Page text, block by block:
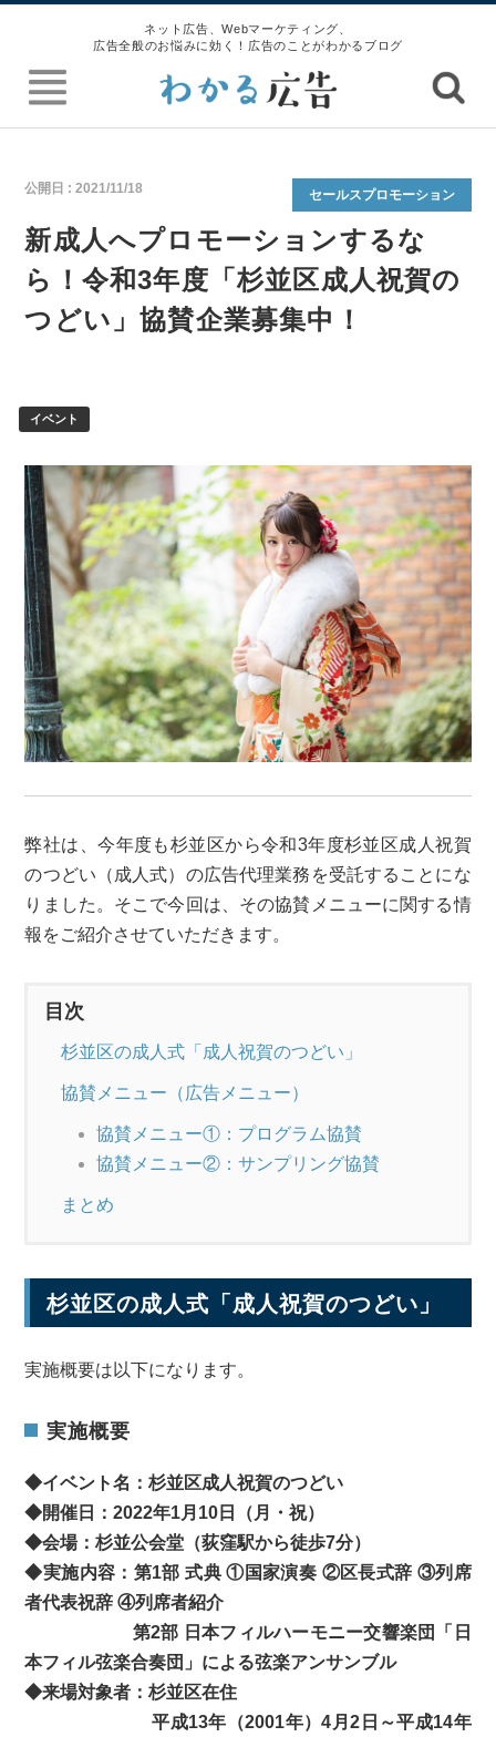
ネット広告、Webマーケティング、
広告全般のお悩みに効く！広告のことがわかるブログ
公開日 :2021/11/18 セールスプロモーション
新成人へプロモーションするな
ら！令和3年度「杉並区成人祝賀の
つどい」協賛企業募集中！
イベント
弊社は、今年度も杉並区から令和3年度杉並区成人祝賀
のつどい（成人式）の広告代理業務を受託することにな
りました。そこで今回は、その協賛メニューに関する情
報をご紹介させていただきます。
目次
杉並区の成人式「成人祝賀のつどい」
協賛メニュー（広告メニュー）
協賛メニュー①：プログラム協賛
協賛メニュー②：サンプリング協賛
まとめ
杉並区の成人式「成人祝賀のつどい」
実施概要は以下になります。
実施概要
◆イベント名：杉並区成人祝賀のつどい
◆開催日：2022年1月10日（月・祝）
◆会場：杉並公会堂（荻窪駅から徒歩7分）
◆実施内容：第1部 式典 ①国家演奏 ②区長式辞 ③列席
者代表祝辞 ④列席者紹介
第2部 日本フィルハーモニー交響楽団「日
本フィル弦楽合奏団」による弦楽アンサンブル
◆来場対象者：杉並区在住
平成13年（2001年）4月2日～平成14年